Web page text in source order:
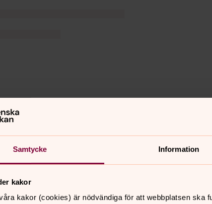
Samtycke Information
kakor
kakor (cookies) är nödvändiga för att webbplatsen ska
Kalender